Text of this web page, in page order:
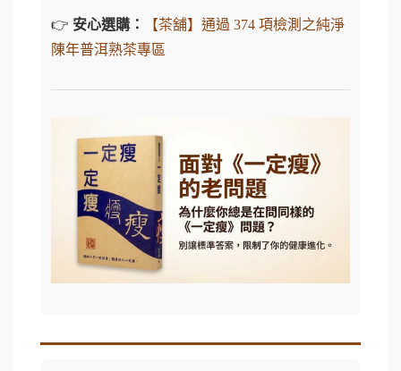
👉 安心選購：
【茶舖】通過 374 項檢測之純淨
陳年普洱熟茶專區